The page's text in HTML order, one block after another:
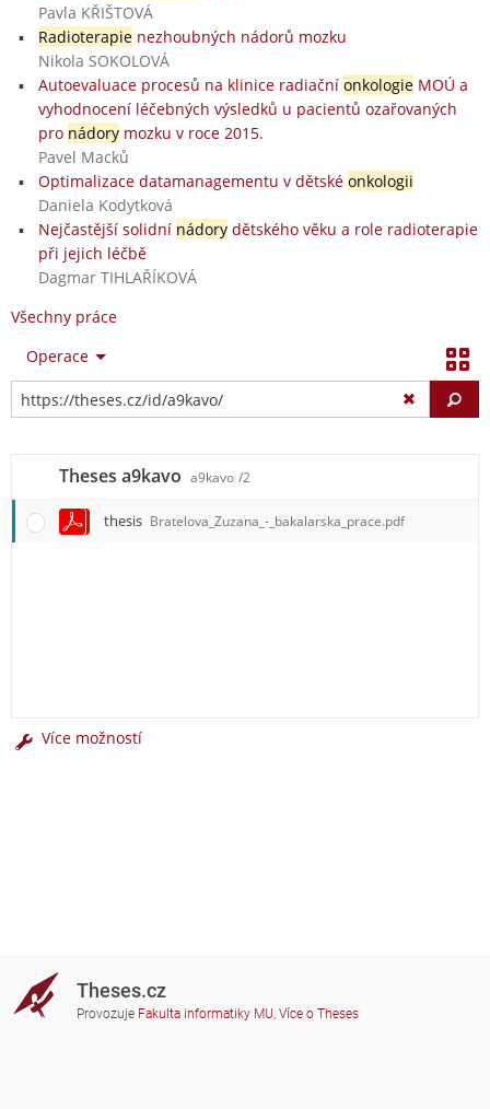
Pavla KŘIŠTOVÁ
Radioterapienezhoubných nádorů mozku
Nikola SOKOLOVÁ
Autoevaluace procesů na klinice radiační onkologieMOÚ a
vyhodnocení léčebných výsledků u pacientů ozařovaných
pro nádorymozku v roce 2015.
Pavel Macků
Optimalizace datamanagementu v dětské onkologii
Daniela Kodytková
Nejčastější solidní nádorydětského věku a role radioterapie
při jejich léčbě
Dagmar TIHLAŘÍKOVÁ
Všechny práce
Operace
Theses a9kavo a9kavo /2
thesis Bratelova_Zuzana_-_bakalarska_prace.pdf
Více možností
Theses.cz
Provozuje Fakulta informatiky MU, Více o Theses